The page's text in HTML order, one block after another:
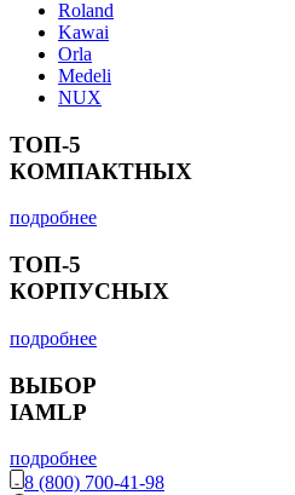
Roland
Kawai
Orla
Medeli
NUX
ТОП-5
КОМПАКТНЫХ
подробнее
ТОП-5
КОРПУСНЫХ
подробнее
ВЫБОР
IAMLP
подробнее
8 (800) 700-41-98